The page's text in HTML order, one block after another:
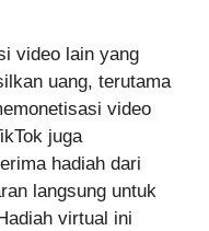
video lain yang
uang, terutama
video
juga
hadiah dari
langsung untuk
virtual ini